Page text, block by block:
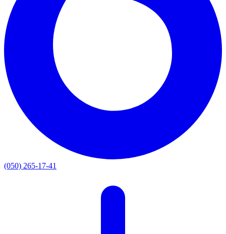
(050) 265-17-41